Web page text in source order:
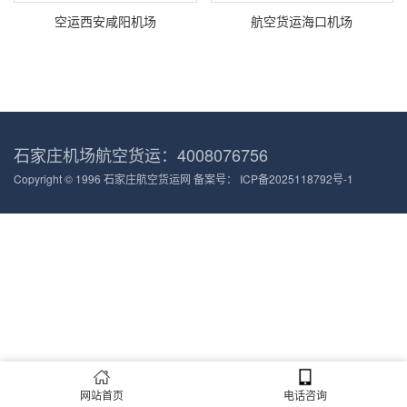
空运西安咸阳机场 航空货运海口机场
石家庄机场航空货运：4008076756
Copyright © 1996 石家庄航空货运网 备案号： ICP备2025118792号-1
网站首页 电话咨询